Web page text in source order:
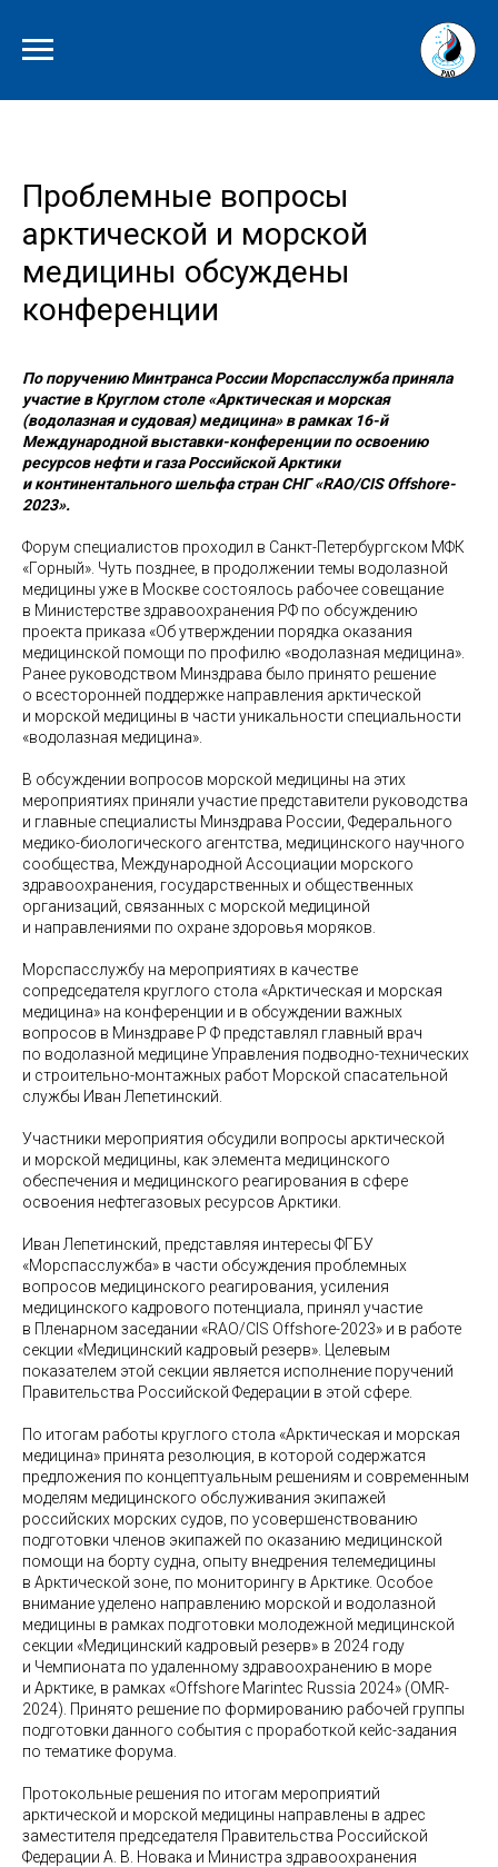
Проблемные вопросы
арктической и морской
медицины обсуждены
конференции
По поручению Минтранса России Морспасслужба приняла
участие в Круглом столе «Арктическая и морская
(водолазная и судовая) медицина» в рамках 16-й
Международной выставки-конференции по освоению
ресурсов нефти и газа Российской Арктики
и континентального шельфа стран СНГ «RAO/CIS Offshore-
2023».
Форум специалистов проходил в Санкт-Петербургском МФК
«Горный». Чуть позднее, в продолжении темы водолазной
медицины уже в Москве состоялось рабочее совещание
в Министерстве здравоохранения РФ по обсуждению
проекта приказа «Об утверждении порядка оказания
медицинской помощи по профилю «водолазная медицина».
Ранее руководством Минздрава было принято решение
о всесторонней поддержке направления арктической
и морской медицины в части уникальности специальности
«водолазная медицина».
В обсуждении вопросов морской медицины на этих
мероприятиях приняли участие представители руководства
и главные специалисты Минздрава России, Федерального
медико-биологического агентства, медицинского научного
сообщества, Международной Ассоциации морского
здравоохранения, государственных и общественных
организаций, связанных с морской медициной
и направлениями по охране здоровья моряков.
Морспасслужбу на мероприятиях в качестве
сопредседателя круглого стола «Арктическая и морская
медицина» на конференции и в обсуждении важных
вопросов в Минздраве Р Ф представлял главный врач
по водолазной медицине Управления подводно-технических
и строительно-монтажных работ Морской спасательной
службы Иван Лепетинский.
Участники мероприятия обсудили вопросы арктической
и морской медицины, как элемента медицинского
обеспечения и медицинского реагирования в сфере
освоения нефтегазовых ресурсов Арктики.
Иван Лепетинский, представляя интересы ФГБУ
«Морспасслужба» в части обсуждения проблемных
вопросов медицинского реагирования, усиления
медицинского кадрового потенциала, принял участие
в Пленарном заседании «RAO/CIS Offshore-2023» и в работе
секции «Медицинский кадровый резерв». Целевым
показателем этой секции является исполнение поручений
Правительства Российской Федерации в этой сфере.
По итогам работы круглого стола «Арктическая и морская
медицина» принята резолюция, в которой содержатся
предложения по концептуальным решениям и современным
моделям медицинского обслуживания экипажей
российских морских судов, по усовершенствованию
подготовки членов экипажей по оказанию медицинской
помощи на борту судна, опыту внедрения телемедицины
в Арктической зоне, по мониторингу в Арктике. Особое
внимание уделено направлению морской и водолазной
медицины в рамках подготовки молодежной медицинской
секции «Медицинский кадровый резерв» в 2024 году
и Чемпионата по удаленному здравоохранению в море
и Арктике, в рамках «Offshore Marintec Russia 2024» (OMR-
2024). Принято решение по формированию рабочей группы
подготовки данного события с проработкой кейс-задания
по тематике форума.
Протокольные решения по итогам мероприятий
арктической и морской медицины направлены в адрес
заместителя председателя Правительства Российской
Федерации А. В. Новака и Министра здравоохранения